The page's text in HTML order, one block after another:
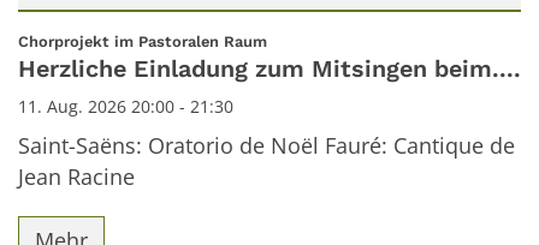
Datum: 11. August 2026
Chorprojekt im Pastoralen Raum:
Herzliche Einladung zum Mitsingen beim....
11. Aug. 2026 20:00 - 21:30
Saint-Saëns: Oratorio de Noël Fauré: Cantique de
Jean Racine